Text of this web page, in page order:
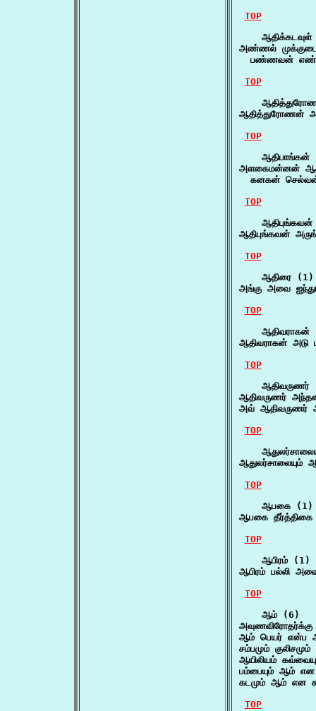
TOP
ஆதிக்கடவுள்
அண்ணல்
பண்ணவன்
TOP
ஆதித்துரோணன்
TOP
ஆதிபாங்கன்
அளகைமன்னன்
கனகன்
TOP
ஆதிபுங்கவன்
ஆதிபுங்கவன்
TOP
    ஆதிரை (1)
அங்கு அவை
TOP
ஆதிவராகன்
ஆதிவராகன் அடு
TOP
ஆதிவருணர்
ஆதிவருணர்
அவ் ஆதிவருணர்
TOP
ஆதுலர்சாலையும்
TOP
    ஆபகை (1)
ஆபகை தீர்த்திகை
TOP
    ஆபிரம் (1)
ஆபிரம் பல்லி
TOP
    ஆம் (6)
ஆம் பெயர் என்ப
சம்பமும்
ஆயிலியம்
பம்பையும் ஆம்
கடமும் ஆம் என
TOP